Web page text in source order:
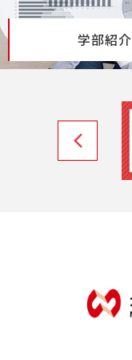
学部紹介